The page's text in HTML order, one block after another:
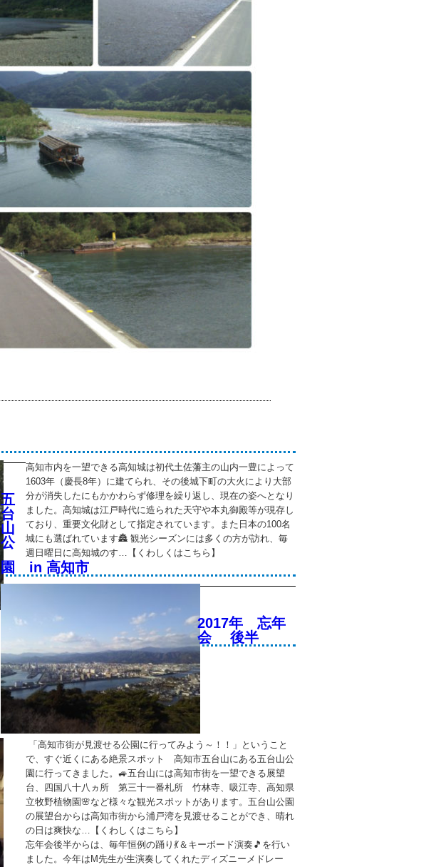
高知市内を一望できる高知城は初代土佐藩主の山内一豊によって
1603年（慶長8年）に建てられ、その後城下町の大火により大部
分が消失したにもかかわらず修理を繰り返し、現在の姿へとなり
ました。高知城は江戸時代に造られた天守や本丸御殿等が現存し
ており、重要文化財として指定されています。また日本の100名
城にも選ばれています🏯 観光シーズンには多くの方が訪れ、毎
週日曜日に高知城のす…【くわしくはこちら】
五
台
山
公
園 in 高知市
「高知市街が見渡せる公園に行ってみよう～！！」ということ
で、すぐ近くにある絶景スポット 高知市五台山にある五台山公
園に行ってきました。🚙五台山には高知市街を一望できる展望
台、四国八十八ヵ所 第三十一番札所 竹林寺、吸江寺、高知県
立牧野植物園🌸など様々な観光スポットがあります。五台山公園
の展望台からは高知市街から浦戸湾を見渡せることができ、晴れ
の日は爽快な…【くわしくはこちら】
2017年 忘年
会 後半
忘年会後半からは、毎年恒例の踊り💃＆キーボード演奏🎵を行い
ました。今年はM先生が生演奏してくれたディズニーメドレー